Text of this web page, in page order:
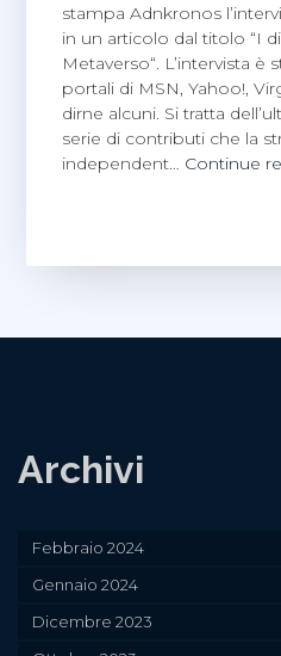
stampa Adnkronos
in un articolo dal titolo “I
Metaverso“. L’intervista è
portali di MSN, Yahoo!,
dirne alcuni. Si tratta
serie di contributi che la
independent… Continue
Archivi
Febbraio 2024
Gennaio 2024
Dicembre 2023